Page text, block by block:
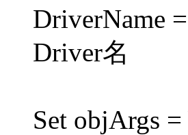
DriverName
Driver名
Set objArgs